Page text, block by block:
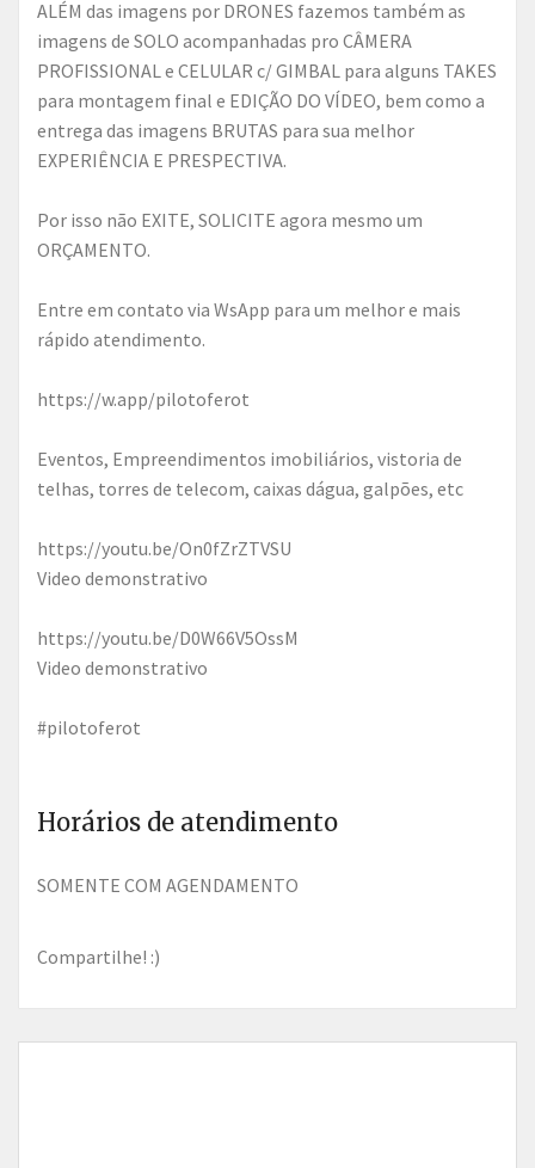
ALÉM das imagens por DRONES fazemos também as
imagens de SOLO acompanhadas pro CÂMERA
PROFISSIONAL e CELULAR c/ GIMBAL para alguns TAKES
para montagem final e EDIÇÃO DO VÍDEO, bem como a
entrega das imagens BRUTAS para sua melhor
EXPERIÊNCIA E PRESPECTIVA.
Por isso não EXITE, SOLICITE agora mesmo um
ORÇAMENTO.
Entre em contato via WsApp para um melhor e mais
rápido atendimento.
https://w.app/pilotoferot
Eventos, Empreendimentos imobiliários, vistoria de
telhas, torres de telecom, caixas dágua, galpões, etc
https://youtu.be/On0fZrZTVSU
Video demonstrativo
https://youtu.be/D0W66V5OssM
Video demonstrativo
#pilotoferot
Horários de atendimento
SOMENTE COM AGENDAMENTO
Compartilhe! :)